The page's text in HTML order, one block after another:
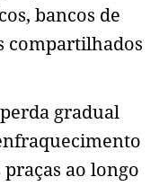
bancos de
compartilhados
gradual
ao longo